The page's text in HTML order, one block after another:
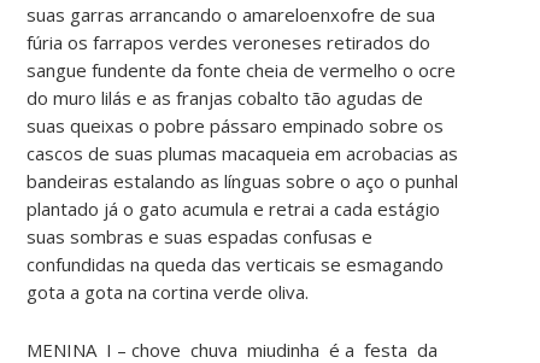
suas garras arrancando o amarelo­enxofre de sua
fúria os farrapos verdes veroneses retirados do
sangue fundente da fonte cheia de vermelho o ocre
do muro lilás e as franjas cobalto tão agudas de
suas queixas o pobre pássaro empinado sobre os
cascos de suas plumas macaqueia em acrobacias as
bandeiras estalando as línguas sobre o aço o punhal
plantado já o gato acumula e retrai a cada estágio
suas sombras e suas espadas confusas e
confundidas na queda das verticais se esmagando
gota a gota na cortina verde oliva.
MENINA I – chove chuva miudinha é a festa da